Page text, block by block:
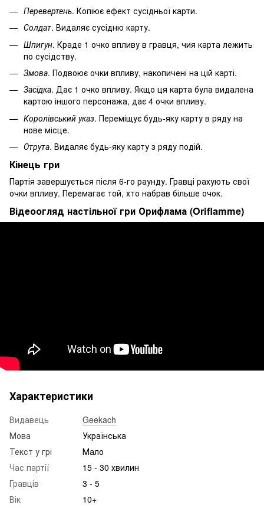
Перевертень. Копіює ефект сусідньої карти.
Солдат. Видаляє сусідню карту.
Шпигун. Краде 1 очко впливу в гравця, чия карта лежить
по сусідству.
Змова. Подвоює очки впливу, накопичені на цій карті.
Засідка. Дає 1 очко впливу. Якщо ця карта була видалена
картою іншого персонажа, дає 4 очки впливу.
Королівський указ. Переміщує будь-яку карту в ряду на
нове місце.
Отрута. Видаляє будь-яку карту з ряду подій.
Кінець гри
Партія завершується після 6-го раунду. Гравці рахують свої
очки впливу. Перемагає той, хто набрав більше очок.
Відеоогляд настільної гри Орифлама (Oriflamme)
Характеристики
Видавець
Geekach
Мова
Українська
Текст у грі
Мало
Час партії
15 - 30 хвилин
Гравців
3 - 5
Вік
10+